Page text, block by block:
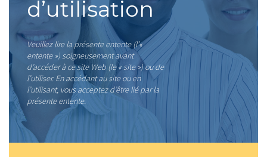
d’utilisation
Veuillez lire la présente entente (l’«
entente ») soigneusement avant
d’accéder à ce site Web (le « site ») ou de
l’utiliser. En accédant au site ou en
l’utilisant, vous acceptez d’être lié par la
présente entente.